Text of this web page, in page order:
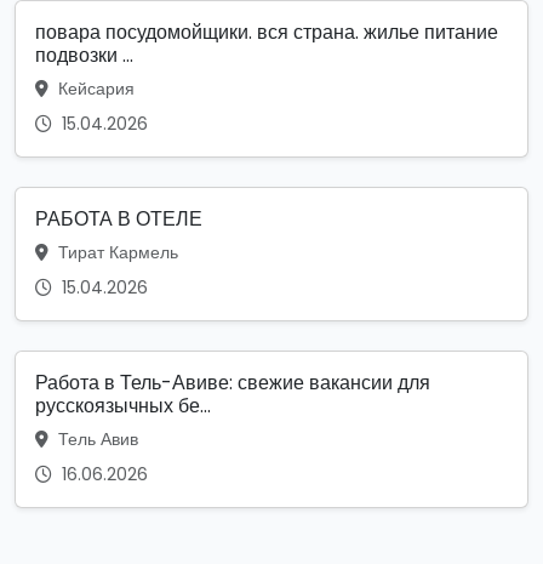
повара посудомойщики. вся страна. жилье питание
подвозки ...
Кейсария
15.04.2026
РАБОТА В ОТЕЛЕ
Тират Кармель
15.04.2026
Работа в Тель-Авиве: свежие вакансии для
русскоязычных бе...
Тель Авив
16.06.2026